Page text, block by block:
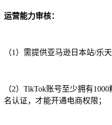
运营能力审核：
（1）需提供亚马逊日本站/乐
（2）TikTok账号至少拥有
名认证，才能开通电商权限；